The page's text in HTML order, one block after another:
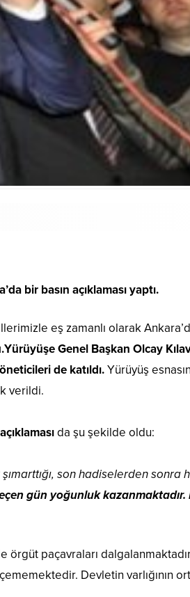
bir basın açıklaması yaptı.
eş zamanlı olarak
Yürüyüşe Genel Başkan Olcay
de katıldı.Yürüyüş
verildi.
da şu şekilde oldu:
son hadiselerden sonra
gün yoğunluk kazanmaktadır.
paçavraları
Devletin varlığının